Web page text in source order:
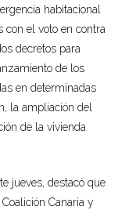
habitacional
con el voto en contra
decretos para
de los
en determinadas
la ampliación del
de la vivienda
jueves, destacó que
Canaria y